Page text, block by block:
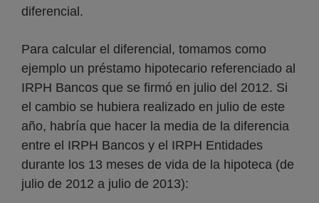
diferencial.
Para calcular el diferencial, tomamos como
ejemplo un préstamo hipotecario referenciado al
IRPH Bancos que se firmó en julio del 2012. Si
el cambio se hubiera realizado en julio de este
año, habría que hacer la media de la diferencia
entre el IRPH Bancos y el IRPH Entidades
durante los 13 meses de vida de la hipoteca (de
julio de 2012 a julio de 2013):